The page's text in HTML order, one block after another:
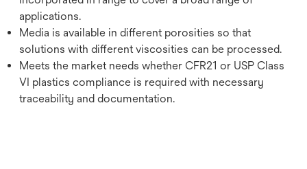
applications.
Media is available in different porosities so that
solutions with different viscosities can be processed.
Meets the market needs whether CFR21 or USP Class
VI plastics compliance is required with necessary
traceability and documentation.